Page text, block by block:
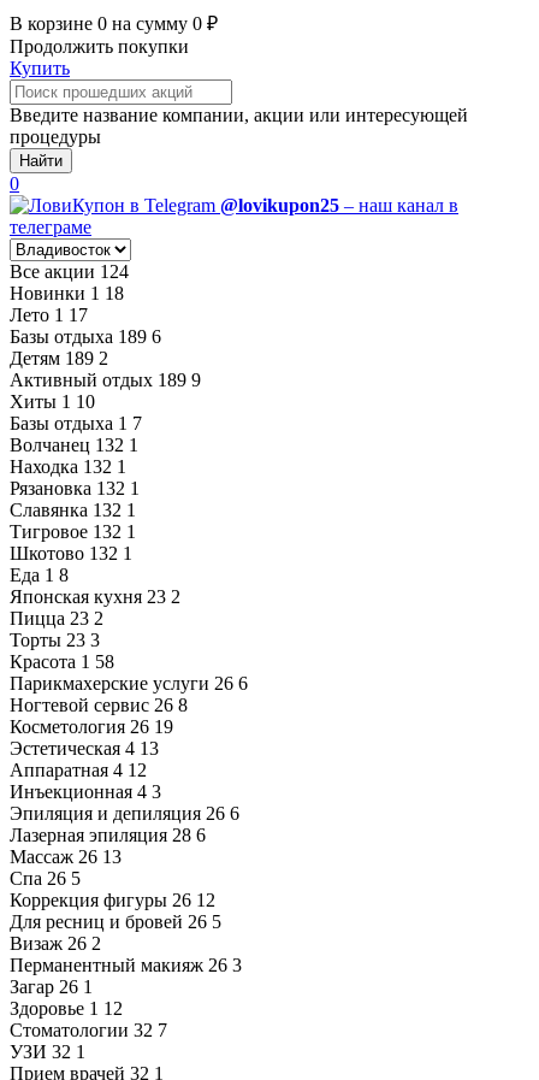
В корзине 0 на сумму 0 ₽
Продолжить покупки
Купить
Введите название компании, акции или интересующей
процедуры
Найти
0
@lovikupon25 – наш канал в
телеграме
Все акции 124
Новинки 1 18
Лето 1 17
Базы отдыха 189 6
Детям 189 2
Активный отдых 189 9
Хиты 1 10
Базы отдыха 1 7
Волчанец 132 1
Находка 132 1
Рязановка 132 1
Славянка 132 1
Тигровое 132 1
Шкотово 132 1
Еда 1 8
Японская кухня 23 2
Пицца 23 2
Торты 23 3
Красота 1 58
Парикмахерские услуги 26 6
Ногтевой сервис 26 8
Косметология 26 19
Эстетическая 4 13
Аппаратная 4 12
Инъекционная 4 3
Эпиляция и депиляция 26 6
Лазерная эпиляция 28 6
Массаж 26 13
Спа 26 5
Коррекция фигуры 26 12
Для ресниц и бровей 26 5
Визаж 26 2
Перманентный макияж 26 3
Загар 26 1
Здоровье 1 12
Стоматологии 32 7
УЗИ 32 1
Прием врачей 32 1